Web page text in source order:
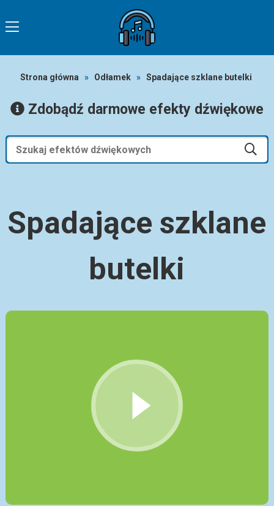
Strona główna » Odłamek » Spadające szklane butelki
Zdobądź darmowe efekty dźwiękowe
Spadające szklane
butelki